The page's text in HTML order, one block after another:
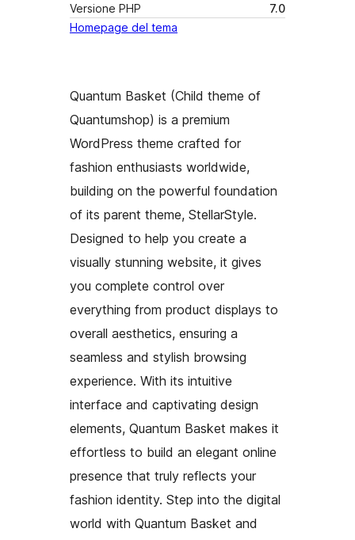
Versione PHP
7.0
Homepage del tema
Quantum Basket (Child theme of
Quantumshop) is a premium
WordPress theme crafted for
fashion enthusiasts worldwide,
building on the powerful foundation
of its parent theme, StellarStyle.
Designed to help you create a
visually stunning website, it gives
you complete control over
everything from product displays to
overall aesthetics, ensuring a
seamless and stylish browsing
experience. With its intuitive
interface and captivating design
elements, Quantum Basket makes it
effortless to build an elegant online
presence that truly reflects your
fashion identity. Step into the digital
world with Quantum Basket and